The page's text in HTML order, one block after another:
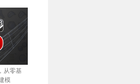
从零基
模